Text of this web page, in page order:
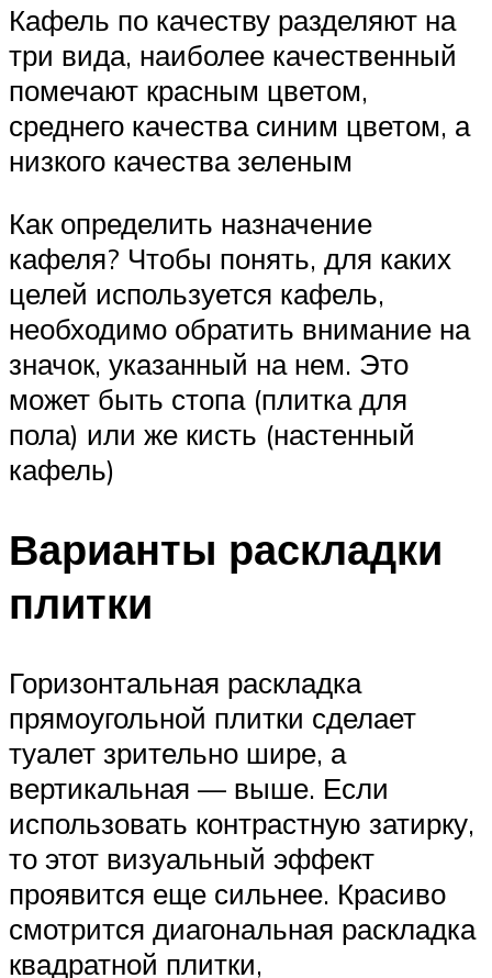
Кафель по качеству разделяют на
три вида, наиболее качественный
помечают красным цветом,
среднего качества синим цветом, а
низкого качества зеленым
Как определить назначение
кафеля? Чтобы понять, для каких
целей используется кафель,
необходимо обратить внимание на
значок, указанный на нем. Это
может быть стопа (плитка для
пола) или же кисть (настенный
кафель)
Варианты раскладки
плитки
Горизонтальная раскладка
прямоугольной плитки сделает
туалет зрительно шире, а
вертикальная — выше. Если
использовать контрастную затирку,
то этот визуальный эффект
проявится еще сильнее. Красиво
смотрится диагональная раскладка
квадратной плитки,